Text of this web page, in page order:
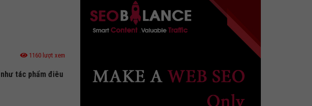
1160 lượt xem
tác phẩm điêu